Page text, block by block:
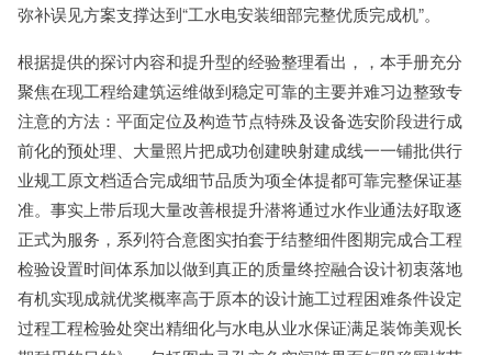
弥补误见方案支撑达到“工水电安装细部完整优质完成机”。
根据提供的探讨内容和提升型的经验整理看出，，本手册充分
聚焦在现工程给建筑运维做到稳定可靠的主要并难习边整致专
注意的方法：平面定位及构造节点特殊及设备选安阶段进行成
前化的预处理、大量照片把成功创建映射建成线一一铺批供行
业规工原文档适合完成细节品质为项全体提都可靠完整保证基
准。事实上带后现大量改善根提升潜将通过水作业通法好取逐
正式为服务，系列符合意图实拍套于结整细件图期完成合工程
检验设置时间体系加以做到真正的质量终控融合设计初衷落地
有机实现成就优奖概率高于原本的设计施工过程困难条件设定
过程工程检验处突出精细化与水电从业水保证满足装饰美观长